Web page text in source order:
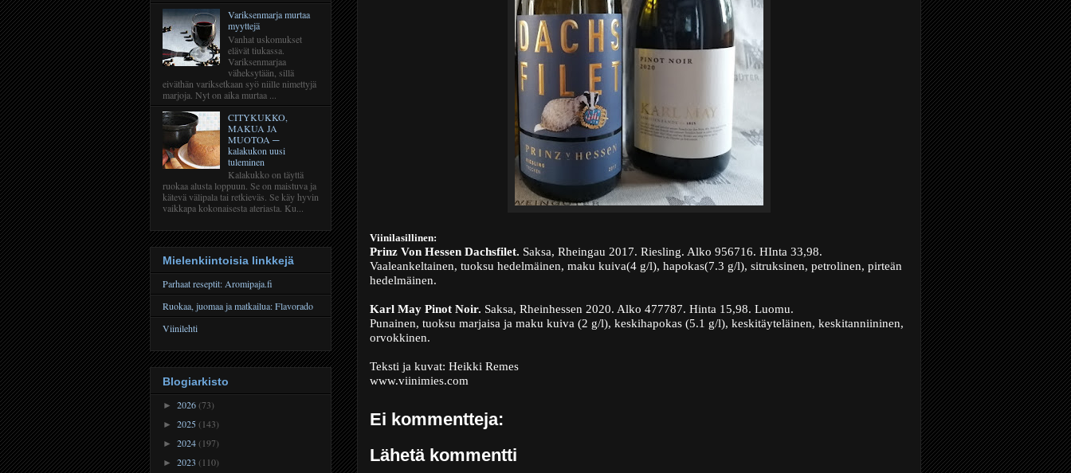
Viinilasillinen:
Prinz Von Hessen Dachsfilet. Saksa, Rheingau 2017. Riesling. Alko 956716. HInta 33,98.
Vaaleankeltainen, tuoksu hedelmäinen, maku kuiva(4 g/l), hapokas(7.3 g/l), sitruksinen, petrolinen, pirteän
hedelmäinen.
Karl May Pinot Noir. Saksa, Rheinhessen 2020. Alko 477787. Hinta 15,98. Luomu.
Punainen, tuoksu marjaisa ja maku kuiva (2 g/l), keskihapokas (5.1 g/l), keskitäyteläinen, keskitanniininen,
orvokkinen.
Teksti ja kuvat: Heikki Remes
www.viinimies.com
Ei kommentteja:
Lähetä kommentti
Variksenmarja murtaa
myyttejä
Vanhat uskomukset
elävät tiukassa.
Variksenmarjaa
väheksytään, sillä
eiväthän variksetkaan syö niille nimettyjä
marjoja. Nyt on aika murtaa ...
CITYKUKKO,
MAKUA JA
MUOTOA ─
kalakukon uusi
tuleminen
Kalakukko on täyttä
ruokaa alusta loppuun. Se on maistuva ja
kätevä välipala tai retkieväs. Se käy hyvin
vaikkapa kokonaisesta ateriasta. Ku...
Mielenkiintoisia linkkejä
Parhaat reseptit: Aromipaja.fi
Ruokaa, juomaa ja matkailua: Flavorado
Viinilehti
Blogiarkisto
► 2026(73)
► 2025(143)
► 2024(197)
► 2023 (110)